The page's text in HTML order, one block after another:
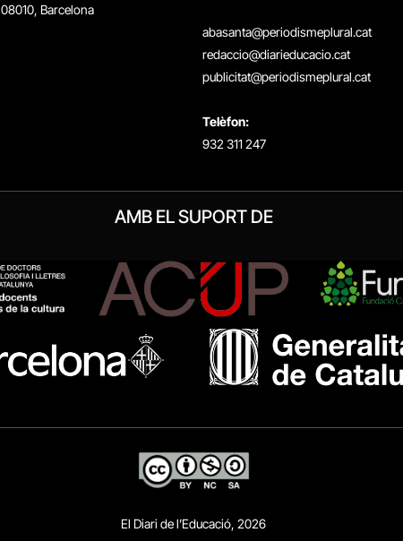
08010, Barcelona
abasanta@periodismeplural.cat
redaccio@diarieducacio.cat
publicitat@periodismeplural.cat
Telèfon:
932 311 247
AMB EL SUPORT DE
El Diari de l’Educació, 2026